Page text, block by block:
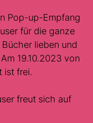
Pop-up-Empfang
für die ganze
lieben und
19.10.2023 von
ist frei.
freut sich auf